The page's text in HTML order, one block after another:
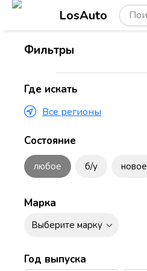
LosAuto
Фильтры
Где искать
Все регионы
Состояние
любое б/у новое
Марка
Выберите марку
Год выпуска